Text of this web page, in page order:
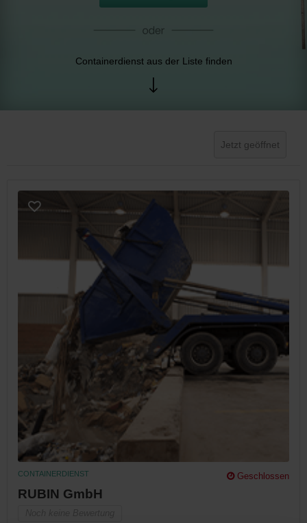
Containerdienst aus der Liste finden
Jetzt geöffnet
CONTAINERDIENST Geschlossen
RUBIN GmbH